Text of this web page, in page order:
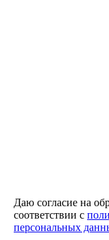
Даю согласие на
соответствии с
персональных